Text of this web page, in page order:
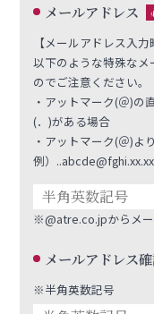
メールアドレス
【メールアドレス入力
以下のような特殊な
のでご注意ください。
・アットマーク(＠)の
(．)がある場合
・アットマーク(＠)よ
例）
※@atre.co.jpからメー
メールアドレス
※半角英数記号